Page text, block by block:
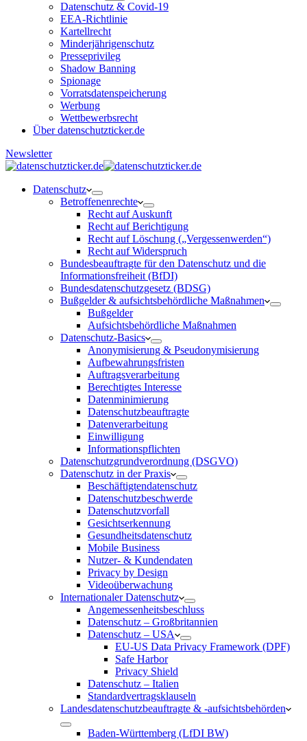
Datenschutz & Covid-19
EEA-Richtlinie
Kartellrecht
Minderjährigenschutz
Presseprivileg
Shadow Banning
Spionage
Vorratsdatenspeicherung
Werbung
Wettbewerbsrecht
Über datenschutzticker.de
Newsletter
Datenschutz
Betroffenenrechte
Recht auf Auskunft
Recht auf Berichtigung
Recht auf Löschung („Vergessenwerden“)
Recht auf Widerspruch
Bundesbeauftragte für den Datenschutz und die
Informationsfreiheit (BfDI)
Bundesdatenschutzgesetz (BDSG)
Bußgelder & aufsichtsbehördliche Maßnahmen
Bußgelder
Aufsichtsbehördliche Maßnahmen
Datenschutz-Basics
Anonymisierung & Pseudonymisierung
Aufbewahrungsfristen
Auftragsverarbeitung
Berechtigtes Interesse
Datenminimierung
Datenschutzbeauftragte
Datenverarbeitung
Einwilligung
Informationspflichten
Datenschutzgrundverordnung (DSGVO)
Datenschutz in der Praxis
Beschäftigtendatenschutz
Datenschutzbeschwerde
Datenschutzvorfall
Gesichtserkennung
Gesundheitsdatenschutz
Mobile Business
Nutzer- & Kundendaten
Privacy by Design
Videoüberwachung
Internationaler Datenschutz
Angemessenheitsbeschluss
Datenschutz – Großbritannien
Datenschutz – USA
EU-US Data Privacy Framework (DPF)
Safe Harbor
Privacy Shield
Datenschutz – Italien
Standardvertragsklauseln
Landesdatenschutzbeauftragte & -aufsichtsbehörden
Baden-Württemberg (LfDI BW)